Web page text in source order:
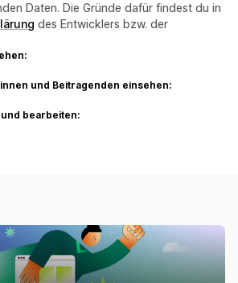
Daten. Die Gründe dafür findest du in
des Entwicklers bzw. der
und Beitragenden einsehen:
bearbeiten: